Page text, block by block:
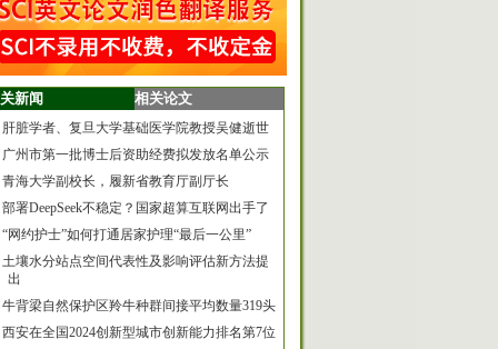
新闻 相关论文
肝脏学者、复旦大学基础医学院教授吴健逝世
广州市第一批博士后资助经费拟发放名单公示
青海大学副校长，履新省教育厅副厅长
部署DeepSeek不稳定？国家超算互联网出手了
“网约护士”如何打通居家护理“最后一公里”
土壤水分站点空间代表性及影响评估新方法提
出
牛背梁自然保护区羚牛种群间接平均数量319头
西安在全国2024创新型城市创新能力排名第7位